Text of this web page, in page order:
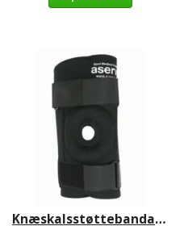
Knæskalsstøttebandage